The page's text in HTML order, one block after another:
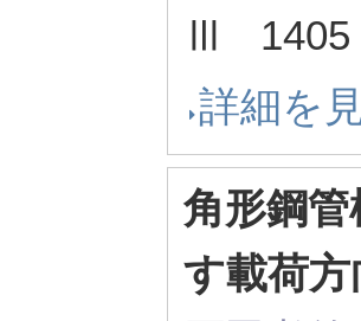
Ⅲ 1405
詳細を
角形鋼
す載荷